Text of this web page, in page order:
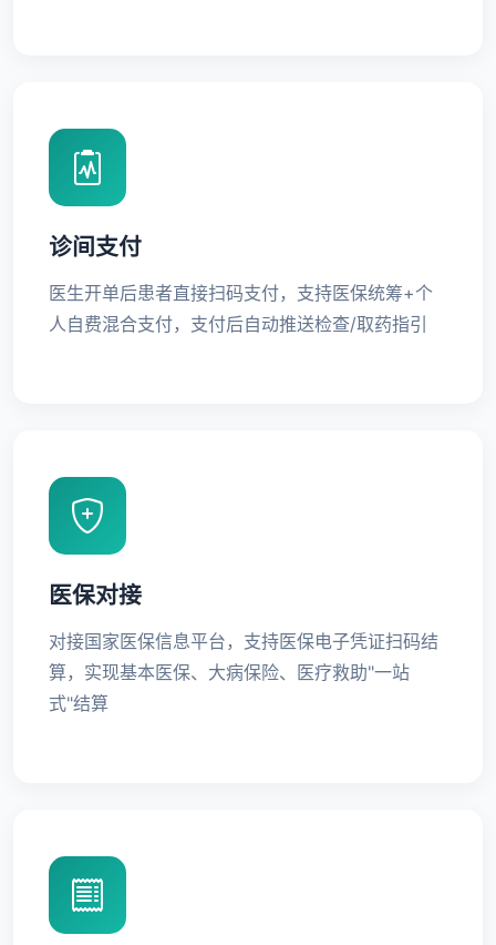
诊间支付
医生开单后患者直接扫码支付，支持医保统筹+个
人自费混合支付，支付后自动推送检查/取药指引
医保对接
对接国家医保信息平台，支持医保电子凭证扫码结
算，实现基本医保、大病保险、医疗救助"一站
式"结算